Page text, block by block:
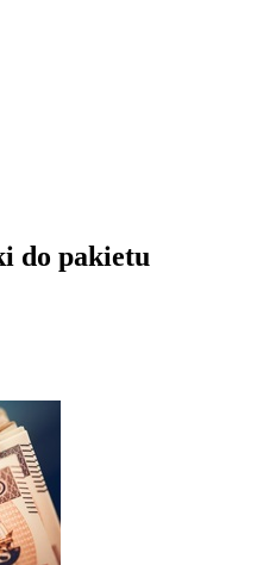
do pakietu